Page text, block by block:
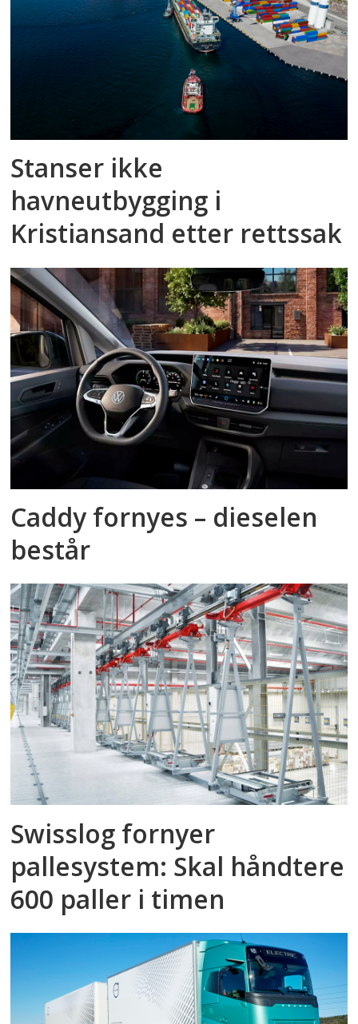
Stanser ikke
havneutbygging i
Kristiansand etter rettssak
Caddy fornyes – dieselen
består
Swisslog fornyer
pallesystem: Skal håndtere
600 paller i timen